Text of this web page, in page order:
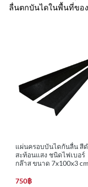
ลื่นตกบันไดในพื้นที่ขอ
แผ่นครอบบันไดกันลื่น สี
สะท้อนแสง ชนิดไฟเบอร์
กล๊าส ขนาด 7x100x3
750฿